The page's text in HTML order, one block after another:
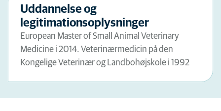
Uddannelse og
legitimationsoplysninger
European Master of Small Animal Veterinary
Medicine i 2014. Veterinærmedicin på den
Kongelige Veterinær og Landbohøjskole i 1992